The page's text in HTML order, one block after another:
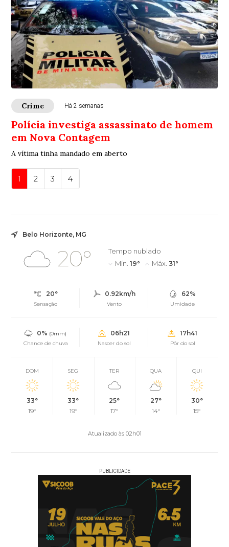
Crime Há 2 semanas
Polícia investiga assassinato de homem
em Nova Contagem
A vítima tinha mandado em aberto
1 2 3 4
Belo Horizonte, MG
20°
Tempo nublado
Mín. 19° Máx. 31°
20°
Sensação
0.92km/h
Vento
62%
Umidade
0% (0mm)
Chance de chuva
06h21
Nascer do sol
17h41
Pôr do sol
DOM
33°
19°
SEG
33°
19°
TER
25°
17°
QUA
27°
14°
QUI
30°
15°
Atualizado às 02h01
PUBLICIDADE